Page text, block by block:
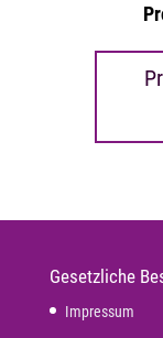
Gesetzliche
Impressum